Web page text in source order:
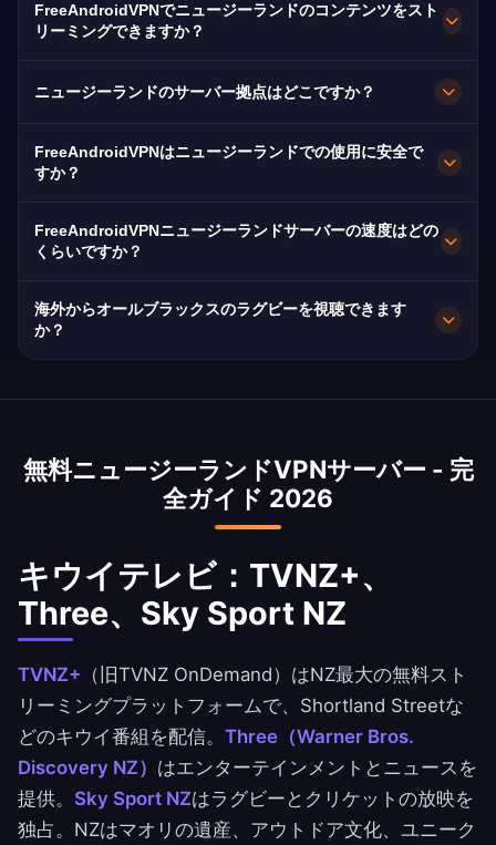
ーは100%無料です。海外に住む100万人以上のキ
FreeAndroidVPNでニュージーランドのコンテンツをスト
リーミングできますか？
り、スムーズなキウイコンテンツストリーミング
ニュージーランドのサーバー拠点はどこですか？
FreeAndroidVPNはニュージーランド全土のオー
クランド、ウェリントン、クライストチャーチに
ーは最大速度のための10Gbps接続を備えていま
す。アプリでお好みのNZ都市を選択して、最適な
FreeAndroidVPNはニュージーランドでの使用に安全で
すか？
もちろんです。AES-256暗号化とノーログポリシ
ー。NZは強力なプライバシー法を持っています
FreeAndroidVPNニュージーランドサーバーの速度はどの
くらいですか？
10Gbpsサーバー。NZの平均速度110 MbpsとUFB
光ファイバー展開により、優れたストリーミング
海外からオールブラックスのラグビーを視聴できます
か？
トマッチとスーパーラグビー・パシフィックを放
ウイラグビーの放送に即座にアクセスできます。
無料ニュージーランドVPNサーバー - 完
全ガイド 2026
キウイテレビ：TVNZ+、
Three、Sky Sport NZ
TVNZ+ （旧TVNZ OnDemand）はNZ最大の無料スト
リーミングプラットフォームで、Shortland Streetな
どのキウイ番組を配信。 Three（Warner Bros.
Discovery NZ） はエンターテインメントとニュースを
提供。 Sky Sport NZはラグビーとクリケットの放映を
独占。NZはマオリの遺産、アウトドア文化、ユニーク